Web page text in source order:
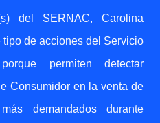
del SERNAC, Carolina
de acciones del Servicio
permiten detectar
Consumidor en la venta de
demandados durante